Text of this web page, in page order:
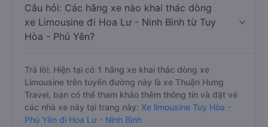
Câu hỏi: Các hãng xe nào khai thác dòng
xe Limousine đi Hoa Lư - Ninh Bình từ Tuy
Hòa - Phú Yên?
Trả lời: Hiện tại có 1 hãng xe khai thác dòng xe
Limousine trên tuyến đường này là xe Thuận Hưng
Travel, bạn có thể tham khảo thêm thông tin và đặt vé
các nhà xe này tại trang này: Xe limousine Tuy Hòa -
Phú Yên đi Hoa Lư - Ninh Bình